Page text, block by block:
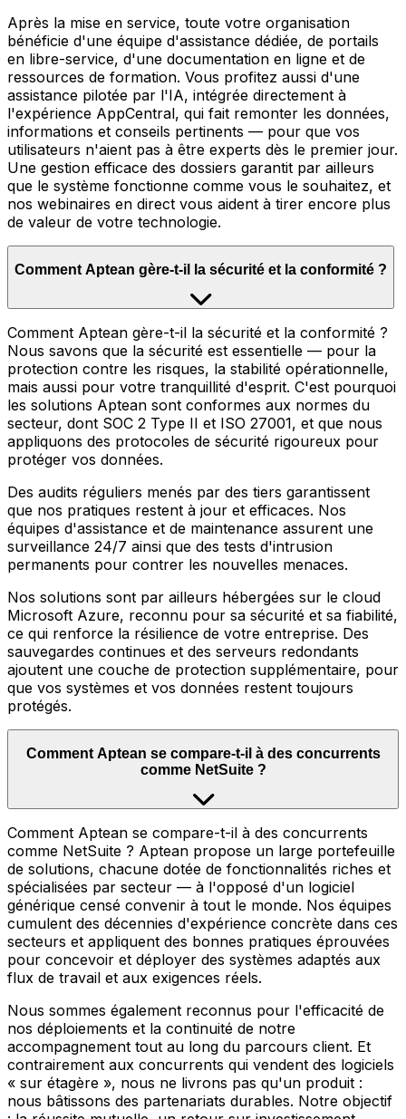
Après la mise en service, toute votre organisation
bénéficie d'une équipe d'assistance dédiée, de portails
en libre-service, d'une documentation en ligne et de
ressources de formation. Vous profitez aussi d'une
assistance pilotée par l'IA, intégrée directement à
l'expérience AppCentral, qui fait remonter les données,
informations et conseils pertinents — pour que vos
utilisateurs n'aient pas à être experts dès le premier jour.
Une gestion efficace des dossiers garantit par ailleurs
que le système fonctionne comme vous le souhaitez, et
nos webinaires en direct vous aident à tirer encore plus
de valeur de votre technologie.
Comment Aptean gère-t-il la sécurité et la conformité ?
Comment Aptean gère-t-il la sécurité et la conformité ?
Nous savons que la sécurité est essentielle — pour la
protection contre les risques, la stabilité opérationnelle,
mais aussi pour votre tranquillité d'esprit. C'est pourquoi
les solutions Aptean sont conformes aux normes du
secteur, dont SOC 2 Type II et ISO 27001, et que nous
appliquons des protocoles de sécurité rigoureux pour
protéger vos données.
Des audits réguliers menés par des tiers garantissent
que nos pratiques restent à jour et efficaces. Nos
équipes d'assistance et de maintenance assurent une
surveillance 24/7 ainsi que des tests d'intrusion
permanents pour contrer les nouvelles menaces.
Nos solutions sont par ailleurs hébergées sur le cloud
Microsoft Azure, reconnu pour sa sécurité et sa fiabilité,
ce qui renforce la résilience de votre entreprise. Des
sauvegardes continues et des serveurs redondants
ajoutent une couche de protection supplémentaire, pour
que vos systèmes et vos données restent toujours
protégés.
Comment Aptean se compare-t-il à des concurrents
comme NetSuite ?
Comment Aptean se compare-t-il à des concurrents
comme NetSuite ? Aptean propose un large portefeuille
de solutions, chacune dotée de fonctionnalités riches et
spécialisées par secteur — à l'opposé d'un logiciel
générique censé convenir à tout le monde. Nos équipes
cumulent des décennies d'expérience concrète dans ces
secteurs et appliquent des bonnes pratiques éprouvées
pour concevoir et déployer des systèmes adaptés aux
flux de travail et aux exigences réels.
Nous sommes également reconnus pour l'efficacité de
nos déploiements et la continuité de notre
accompagnement tout au long du parcours client. Et
contrairement aux concurrents qui vendent des logiciels
« sur étagère », nous ne livrons pas qu'un produit :
nous bâtissons des partenariats durables. Notre objectif